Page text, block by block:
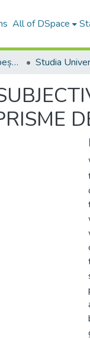
All of DSpace
Studia Universitatis Babeș-Bolyai Collection